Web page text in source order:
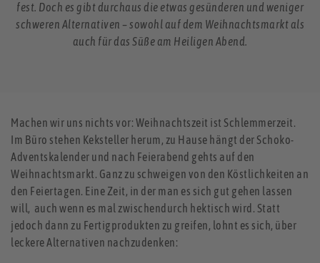
fest. Doch es gibt durchaus die etwas gesünderen und weniger
schweren Alternativen – sowohl auf dem Weihnachtsmarkt als
auch für das Süße am Heiligen Abend.
Machen wir uns nichts vor: Weihnachtszeit ist Schlemmerzeit.
Im Büro stehen Keksteller herum, zu Hause hängt der Schoko-
Adventskalender und nach Feierabend gehts auf den
Weihnachtsmarkt. Ganz zu schweigen von den Köstlichkeiten an
den Feiertagen. Eine Zeit, in der man es sich gut gehen lassen
will, ­ auch wenn es mal zwischendurch hektisch wird. Statt
jedoch dann zu Fertigprodukten zu greifen, lohnt es sich, über
leckere Alternativen nachzudenken: